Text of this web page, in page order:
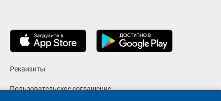
Реквизиты
Пользовательское соглашение